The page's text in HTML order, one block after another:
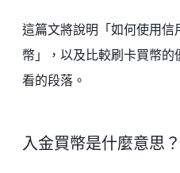
這篇文將說明「如何使用
幣」，以及比較刷卡買幣
看的段落。
入金買幣是什麼意思